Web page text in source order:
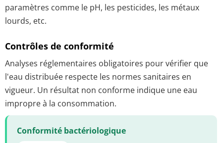
paramètres comme le pH, les pesticides, les métaux
lourds, etc.
Contrôles de conformité
Analyses réglementaires obligatoires pour vérifier que
l'eau distribuée respecte les normes sanitaires en
vigueur. Un résultat non conforme indique une eau
impropre à la consommation.
Conformité bactériologique